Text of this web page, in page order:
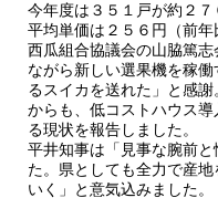
今年度は３５１戸が約２
平均単価は２５６円（前
西瓜組合協議会の山脇篤
ながら新しい選果機を稼
るスイカを送れた」と感
からも、低コストハウス
る現状を報告しました。
平井知事は「見事な腕前
た。県としても全力で産
いく」と意気込みました。